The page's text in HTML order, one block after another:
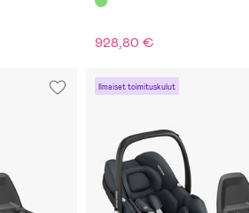
928,80 €
Ilmaiset toimituskulut